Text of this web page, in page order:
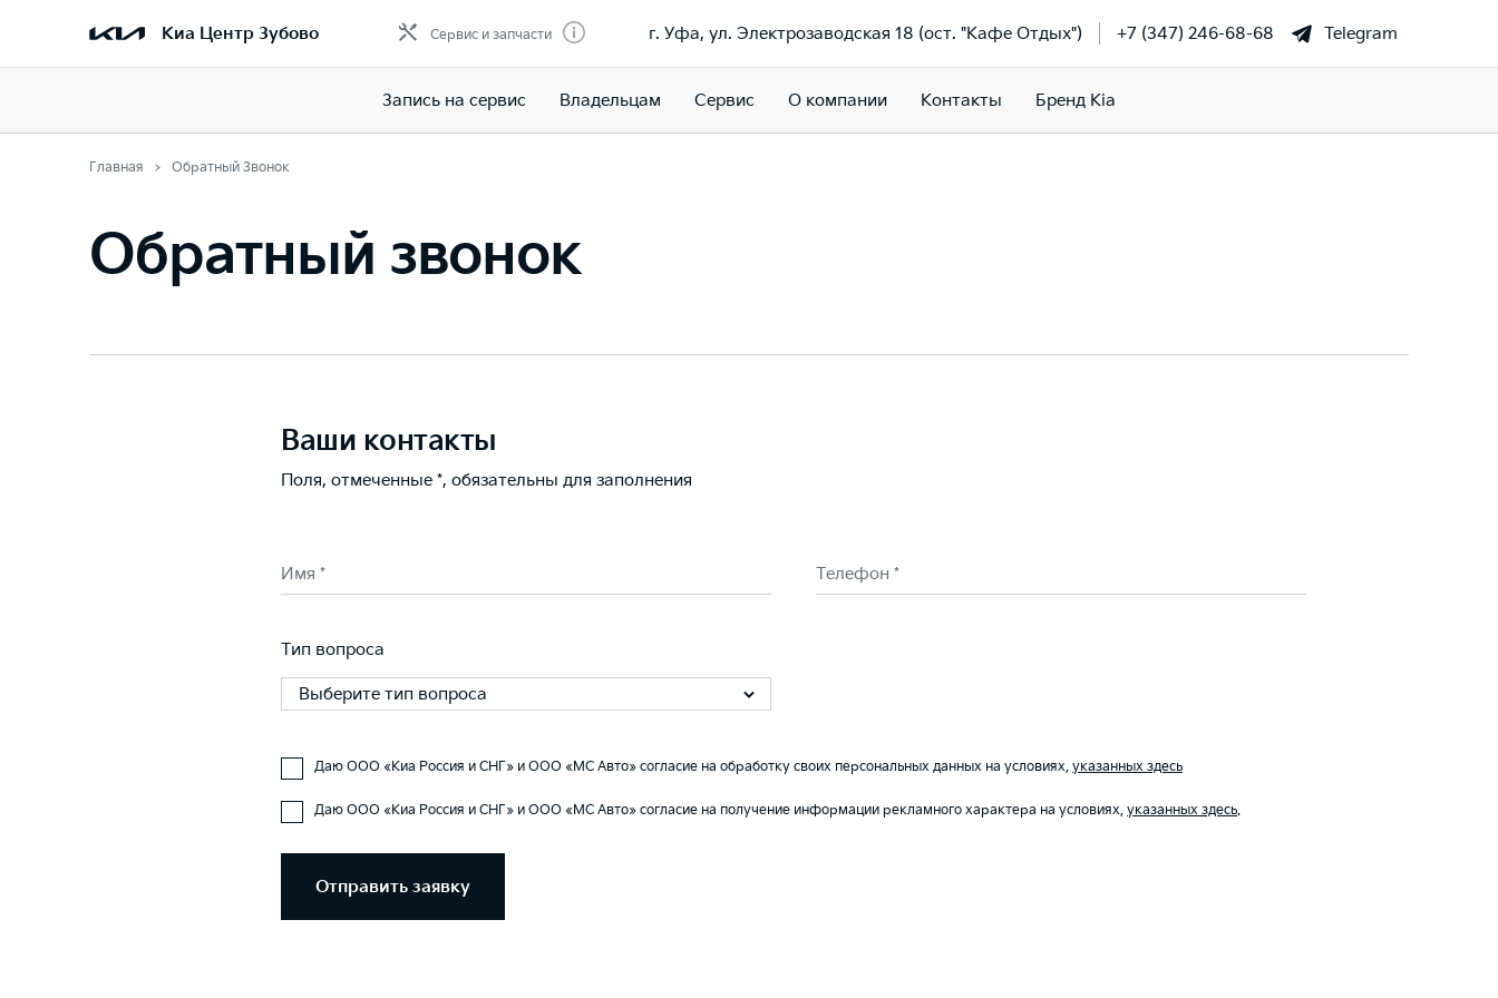
Киа Центр Зубово Сервис и запчасти г. Уфа, ул. Электрозаводская 18 (ост. "Кафе Отдых") +7 (347) 246-68-68 Telegram
Запись на сервис Владельцам Сервис О компании Контакты Бренд Kia
Главная Обратный Звонок
Обратный звонок
Ваши контакты
Поля, отмеченные *, обязательны для заполнения
Имя * Телефон *
Тип вопроса
Выберите тип вопроса
Даю ООО «Киа Россия и СНГ» и ООО «МС Авто» согласие на обработку своих персональных данных на условиях, указанных здесь
Даю ООО «Киа Россия и СНГ» и ООО «МС Авто» согласие на получение информации рекламного характера на условиях, указанных здесь.
Отправить заявку